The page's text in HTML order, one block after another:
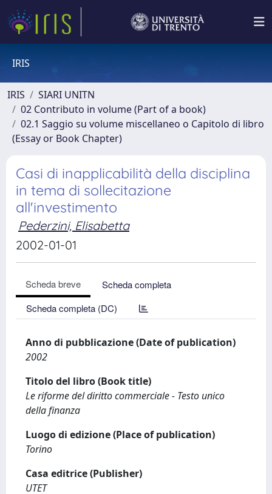
IRIS
IRIS
SIARI UNITN
02 Contributo in volume (Part of a book)
02.1 Saggio su volume miscellaneo o Capitolo di libro
(Essay or Book Chapter)
Casi di inapplicabilità della disciplina
in tema di sollecitazione
all'investimento
Pederzini, Elisabetta
2002-01-01
Scheda breve
Scheda completa
Scheda completa (DC)
Anno di pubblicazione (Date of publication)
2002
Titolo del libro (Book title)
Le riforme del diritto commerciale - Testo unico
della finanza
Luogo di edizione (Place of publication)
Torino
Casa editrice (Publisher)
UTET